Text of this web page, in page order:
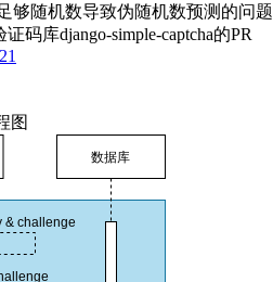
够随机数导致伪随机数预测的问题
码库django-simple-captcha的PR
图